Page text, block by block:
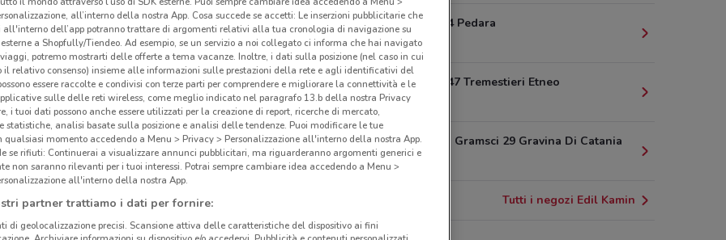
volantini nella tua zona. Riprova più tardi.
Via Etnea 54 Pedara
7.4 km
Via Etnea 247 Tremestieri Etneo
8.3 km
Via Antonio Gramsci 29 Gravina Di Catania
8.6 km
Tutti i negozi Edil Kamin
all’interno della nostra App. Cosa succede se accetti: Le inserzioni pubblicitarie che
all'interno dell’app potranno trattare di argomenti relativi alla tua cronologia di navigazione su
a Shopfully/Tiendeo. Ad esempio, se un servizio a noi collegato ci informa che hai navigato
potremo mostrarti delle offerte a tema vacanze. Inoltre, i dati sulla posizione (nel caso in cui
il relativo consenso) insieme alle informazioni sulle prestazioni della rete e agli identificativi del
essere raccolte e condivisi con terze parti per comprendere e migliorare la connettività e le
sulle delle reti wireless, come meglio indicato nel paragrafo 13.b della nostra Privacy
i tuoi dati possono anche essere utilizzati per la creazione di report, ricerche di mercato,
statistiche, analisi basate sulla posizione e analisi delle tendenze. Puoi modificare le tue
qualsiasi momento accedendo a Menu > Privacy > Personalizzazione all'interno della nostra App.
se rifiuti: Continuerai a visualizzare annunci pubblicitari, ma riguarderanno argomenti generici e
non saranno rilevanti per i tuoi interessi. Potrai sempre cambiare idea accedendo a Menu >
all'interno della nostra App.
partner trattiamo i dati per fornire:
di geolocalizzazione precisi. Scansione attiva delle caratteristiche del dispositivo ai fini